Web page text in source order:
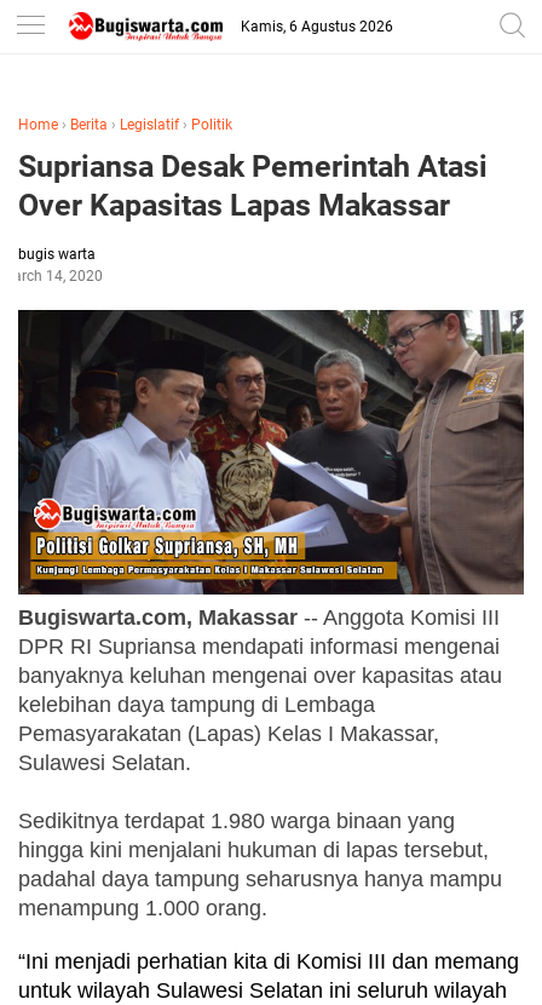
-->
Kamis, 6 Agustus 2026
Home › Berita › Legislatif› Politik
Supriansa Desak Pemerintah Atasi
Over Kapasitas Lapas Makassar
bugis warta
March 14, 2020
Bugiswarta.com, Makassar -- Anggota Komisi III
DPR RI Supriansa mendapati informasi mengenai
banyaknya keluhan mengenai over kapasitas atau
kelebihan daya tampung di Lembaga
Pemasyarakatan (Lapas) Kelas I Makassar,
Sulawesi Selatan.
Sedikitnya terdapat 1.980 warga binaan yang
hingga kini menjalani hukuman di lapas tersebut,
padahal daya tampung seharusnya hanya mampu
menampung 1.000 orang.
“Ini menjadi perhatian kita di Komisi III dan memang
untuk wilayah Sulawesi Selatan ini seluruh wilayah